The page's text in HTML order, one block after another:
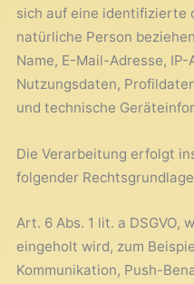
sich auf eine identifizierte
natürliche Person
Name, E-Mail-Adresse,
Nutzungsdaten,
und technische
Die Verarbeitung erfolgt
folgender
Art. 6 Abs. 1 lit. a DSGVO,
eingeholt wird, zum
Kommunikation, Push-